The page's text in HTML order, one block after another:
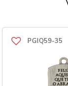
PGIQ59-35